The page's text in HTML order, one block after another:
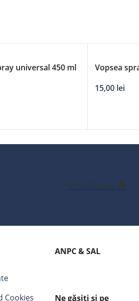
universal 450 ml
Vopsea
15,00 lei
Creează cont
Cookies
ANPC & SAL
Ne găsiți și pe